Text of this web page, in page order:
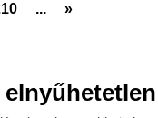
... »